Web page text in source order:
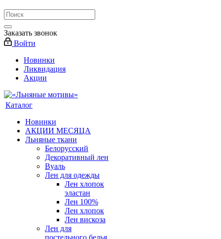
Заказать звонок
Войти
Новинки
Ликвидация
Акции
Каталог
Новинки
АКЦИИ МЕСЯЦА
Льняные ткани
Белорусский
Декоративный лен
Вуаль
Лен для одежды
Лен хлопок
эластан
Лен 100%
Лен хлопок
Лен вискоза
Лен для
постельного белья